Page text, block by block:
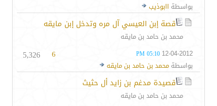
بواسطة اابوذيب
قصة إبن العيسي آل مره وتدخل إبن مايقه
محمد بن حامد بن مايقه
12-04-2012
05:10 PM
بواسطة محمد بن حامد بن مايقه
6
5,326
قصيدة مدغم بن زايد أل حثيث
محمد بن حامد بن مايقه